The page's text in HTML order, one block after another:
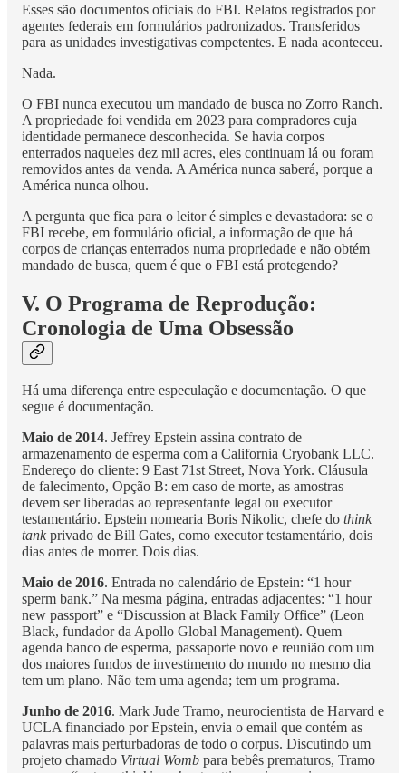
Esses são documentos oficiais do FBI. Relatos registrados por
agentes federais em formulários padronizados. Transferidos
para as unidades investigativas competentes. E nada aconteceu.
Nada.
O FBI nunca executou um mandado de busca no Zorro Ranch.
A propriedade foi vendida em 2023 para compradores cuja
identidade permanece desconhecida. Se havia corpos
enterrados naqueles dez mil acres, eles continuam lá ou foram
removidos antes da venda. A América nunca saberá, porque a
América nunca olhou.
A pergunta que fica para o leitor é simples e devastadora: se o
FBI recebe, em formulário oficial, a informação de que há
corpos de crianças enterrados numa propriedade e não obtém
mandado de busca, quem é que o FBI está protegendo?
V. O Programa de Reprodução:
Cronologia de Uma Obsessão
Há uma diferença entre especulação e documentação. O que
segue é documentação.
Maio de 2014. Jeffrey Epstein assina contrato de
armazenamento de esperma com a California Cryobank LLC.
Endereço do cliente: 9 East 71st Street, Nova York. Cláusula
de falecimento, Opção B: em caso de morte, as amostras
devem ser liberadas ao representante legal ou executor
testamentário. Epstein nomearia Boris Nikolic, chefe do think
tank privado de Bill Gates, como executor testamentário, dois
dias antes de morrer. Dois dias.
Maio de 2016. Entrada no calendário de Epstein: “1 hour
sperm bank.” Na mesma página, entradas adjacentes: “1 hour
new passport” e “Discussion at Black Family Office” (Leon
Black, fundador da Apollo Global Management). Quem
agenda banco de esperma, passaporte novo e reunião com um
dos maiores fundos de investimento do mundo no mesmo dia
tem um plano. Não tem uma agenda; tem um programa.
Junho de 2016. Mark Jude Tramo, neurocientista de Harvard e
UCLA financiado por Epstein, envia o email que contém as
palavras mais perturbadoras de todo o corpus. Discutindo um
projeto chamado Virtual Womb para bebês prematuros, Tramo